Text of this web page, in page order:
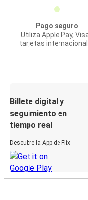
Pago seguro
Utiliza Apple Pay,
tarjetas
Billete digital y
seguimiento en
tiempo real
Descubre la App de Flix